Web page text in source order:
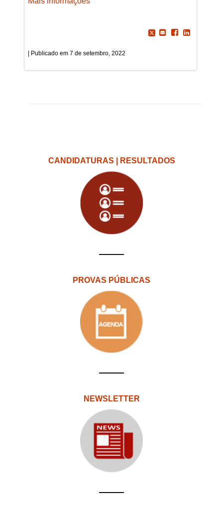
7 de setembro, 2022
CANDIDATURAS | RESULTADOS
PROVAS PÚBLICAS
NEWSLETTER